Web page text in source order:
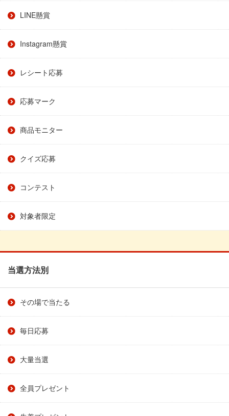
LINE懸賞
Instagram懸賞
レシート応募
応募マーク
商品モニター
クイズ応募
コンテスト
対象者限定
当選方法別
その場で当たる
毎日応募
大量当選
全員プレゼント